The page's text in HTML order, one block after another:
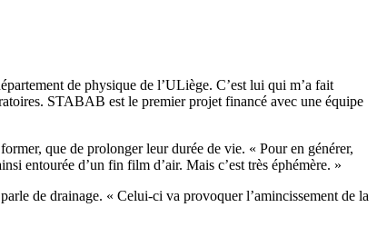
de physique de l’ULiège. C’est lui qui m’a fait
STABAB est le premier projet financé avec une équipe
que de prolonger leur durée de vie. « Pour en générer,
entourée d’un fin film d’air. Mais c’est très éphémère. »
de drainage. « Celui-ci va provoquer l’amincissement de la